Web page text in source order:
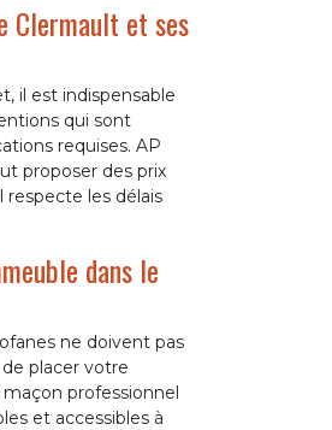
Clermault et ses
il est indispensable
qui sont
requises. AP
proposer des prix
les délais
dans le
ne doivent pas
placer votre
professionnel
et accessibles à